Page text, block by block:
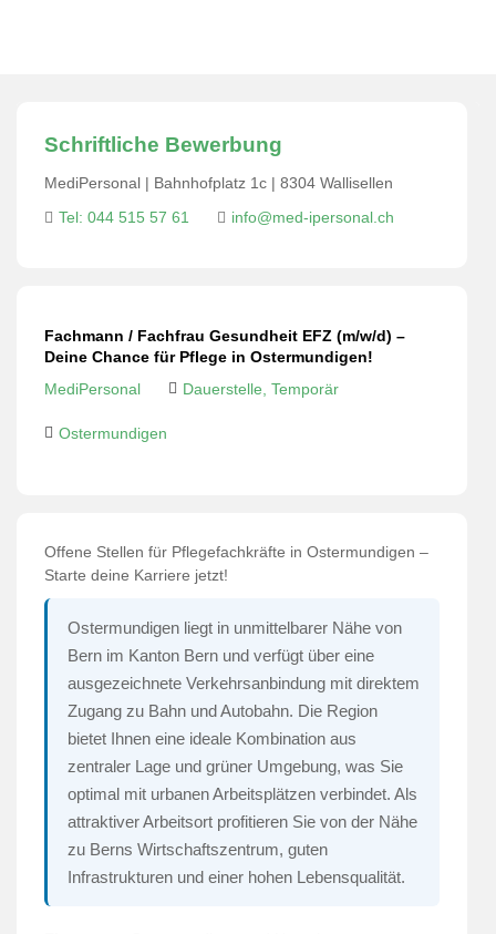
Schriftliche Bewerbung
MediPersonal | Bahnhofplatz 1c | 8304 Wallisellen
Tel: 044 515 57 61
info@med-ipersonal.ch
Fachmann / Fachfrau Gesundheit EFZ (m/w/d) –
Deine Chance für Pflege in Ostermundigen!
MediPersonal
Dauerstelle, Temporär
Ostermundigen
Offene Stellen für Pflegefachkräfte in Ostermundigen –
Starte deine Karriere jetzt!
Ostermundigen liegt in unmittelbarer Nähe von
Bern im Kanton Bern und verfügt über eine
ausgezeichnete Verkehrsanbindung mit direktem
Zugang zu Bahn und Autobahn. Die Region
bietet Ihnen eine ideale Kombination aus
zentraler Lage und grüner Umgebung, was Sie
optimal mit urbanen Arbeitsplätzen verbindet. Als
attraktiver Arbeitsort profitieren Sie von der Nähe
zu Berns Wirtschaftszentrum, guten
Infrastrukturen und einer hohen Lebensqualität.